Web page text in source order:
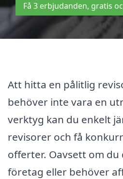
Få 3 erbjudanden, gratis
Att hitta en pålitlig
behöver inte vara en
verktyg kan du enkelt
revisorer och få
offerter. Oavsett om
företag eller behöver